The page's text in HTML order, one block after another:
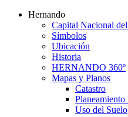
Hernando
Capital Nacional
Símbolos
Ubicación
Historia
HERNANDO 360º
Mapas y Planos
Catastro
Uso del Suelo